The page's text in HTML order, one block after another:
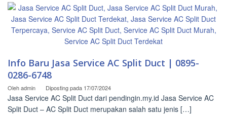
Info Baru Jasa Service AC Split Duct | 0895-
0286-6748
Olehadmin Diposting pada 17/07/2024
Jasa Service AC Split Duct dari pendingin.my.id Jasa Service AC
Split Duct – AC Split Duct merupakan salah satu jenis […]